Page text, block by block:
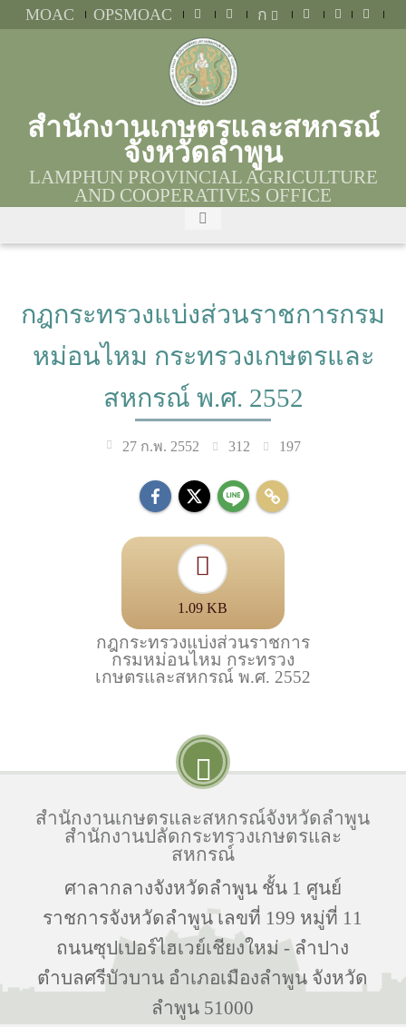
MOAC OPSMOAC ก
สำนักงานเกษตรและสหกรณ์
จังหวัดลำพูน
LAMPHUN PROVINCIAL AGRICULTURE
AND COOPERATIVES OFFICE
กฎกระทรวงแบ่งส่วนราชการกรม
หม่อนไหม กระทรวงเกษตรและ
สหกรณ์ พ.ศ. 2552
27 ก.พ. 2552 312 197
1.09 KB
กฎกระทรวงแบ่งส่วนราชการ
กรมหม่อนไหม กระทรวง
เกษตรและสหกรณ์ พ.ศ. 2552
สำนักงานเกษตรและสหกรณ์จังหวัดลำพูน
สำนักงานปลัดกระทรวงเกษตรและ
สหกรณ์
ศาลากลางจังหวัดลำพูน ชั้น 1 ศูนย์
ราชการจังหวัดลำพูน เลขที่ 199 หมู่ที่ 11
ถนนซุปเปอร์ไฮเวย์เชียงใหม่ - ลำปาง
ตำบลศรีบัวบาน อำเภอเมืองลำพูน จังหวัด
ลำพูน 51000